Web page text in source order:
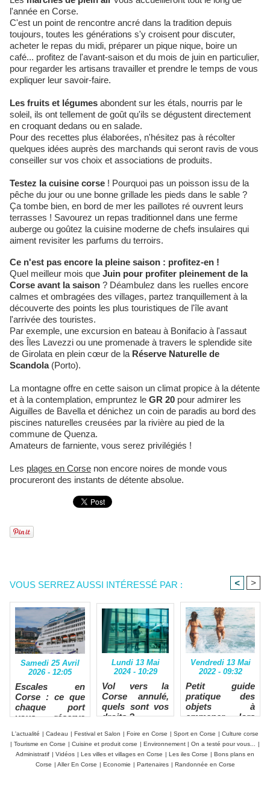
l'année en Corse.
C'est un point de rencontre ancré dans la tradition depuis
toujours, toutes les générations s'y croisent pour discuter,
acheter le repas du midi, préparer un pique nique, boire un
café... profitez de l'avant-saison et du mois de juin en particulier,
pour regarder les artisans travailler et prendre le temps de vous
expliquer leur savoir-faire.
Les fruits et légumes abondent sur les étals, nourris par le
soleil, ils ont tellement de goût qu'ils se dégustent directement
en croquant dedans ou en salade.
Pour des recettes plus élaborées, n'hésitez pas à récolter
quelques idées auprès des marchands qui seront ravis de vous
conseiller sur vos choix et associations de produits.
Testez la cuisine corse ! Pourquoi pas un poisson issu de la
pêche du jour ou une bonne grillade les pieds dans le sable ?
Ça tombe bien, en bord de mer les paillotes ré ouvrent leurs
terrasses ! Savourez un repas traditionnel dans une ferme
auberge ou goûtez la cuisine moderne de chefs insulaires qui
aiment revisiter les parfums du terroirs.
Ce n'est pas encore la pleine saison : profitez-en !
Quel meilleur mois que Juin pour profiter pleinement de la
Corse avant la saison ? Déambulez dans les ruelles encore
calmes et ombragées des villages, partez tranquillement à la
découverte des points les plus touristiques de l'île avant
l'arrivée des touristes.
Par exemple, une excursion en bateau à Bonifacio à l'assaut
des Îles Lavezzi ou une promenade à travers le splendide site
de Girolata en plein cœur de la Réserve Naturelle de
Scandola(Porto).
La montagne offre en cette saison un climat propice à la détente
et à la contemplation, empruntez le GR 20 pour admirer les
Aiguilles de Bavella et dénichez un coin de paradis au bord des
piscines naturelles creusées par la rivière au pied de la
commune de Quenza.
Amateurs de farniente, vous serez privilégiés !
Les plages en Corse non encore noires de monde vous
procureront des instants de détente absolue.
VOUS SERREZ AUSSI INTÉRESSÉ PAR : < >
Samedi 25 Avril
2026 - 12:05
Escales en
Corse : ce que
chaque port
vous réserve
croisière
Lundi 13 Mai
2024 - 10:29
Vol vers la
Corse annulé,
quels sont vos
droits ?
Vendredi 13 Mai
2022 - 09:32
Petit guide
pratique des
objets à
emmener lors
Corse.
L'actualité Cadeau Festival et Salon Foire en Corse Sport en Corse
Culture corse
Tourisme en Corse Cuisine et produit corse Environnement On a testé pour vous...
Administratif
Vidéos Les villes et villages en Corse Les iles Corse
Bons plans en
Corse
Aller En Corse Economie Partenaires Randonnée en Corse